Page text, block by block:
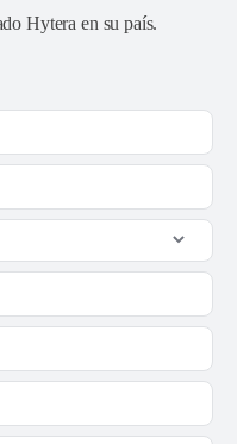
Hytera en su país.